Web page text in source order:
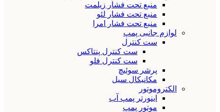
منبع تحت فشار زیلمت
منبع تحت فشار لئو
منبع تحت فشار امرا
لوازم جانبی پمپ
ست کنترل
ست کنترل پنتاکس
ست کنترل فلو
پرشر سوئیچ
مکانیکال سیل
الکتروموتور
اینورتر پمپ آب
موتور پمپ